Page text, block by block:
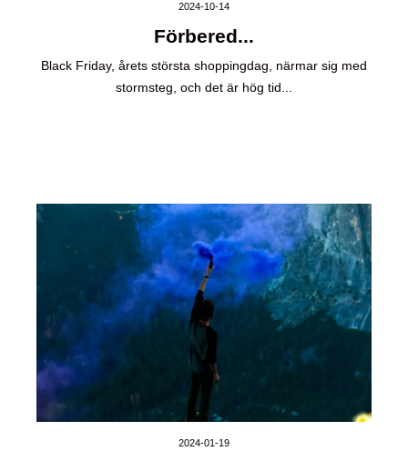
2024-10-14
Förbered...
Black Friday, årets största shoppingdag, närmar sig med
stormsteg, och det är hög tid...
2024-01-19